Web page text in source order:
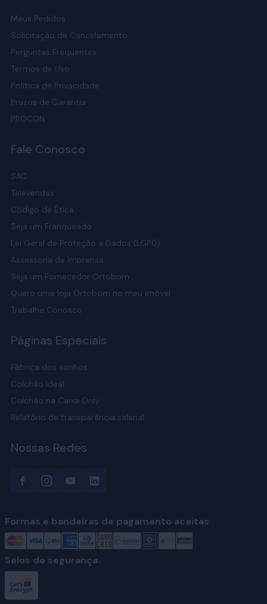
Meus Pedidos
Solicitação de Cancelamento
Perguntas Frequentes
Termos de Uso
Política de Privacidade
Prazos de Garantia
PROCON
Fale Conosco
SAC
Televendas
Código de Ética
Seja um Franqueado
Lei Geral de Proteção a Dados (LGPD)
Assessoria de Imprensa
Seja um Fornecedor Ortobom
Quero uma loja Ortobom no meu imóvel
Trabalhe Conosco
Páginas Especiais
Fábrica dos sonhos
Colchão Ideal
Colchão na Caixa Only
Relatório de transparência salarial
Nossas Redes
Formas e bandeiras de pagamento aceitas
Selos de segurança